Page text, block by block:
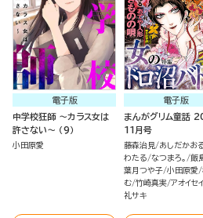
電子版
中学校狂師 ～カラス女は
許さない～ （9）
小田原愛
電子版
まんがグリム童話
11月号
藤森治見 あしだかお
わたる なつまろ。
飯
葉月つや子 小田原愛
む 竹崎真実 アオイセ
礼サキ